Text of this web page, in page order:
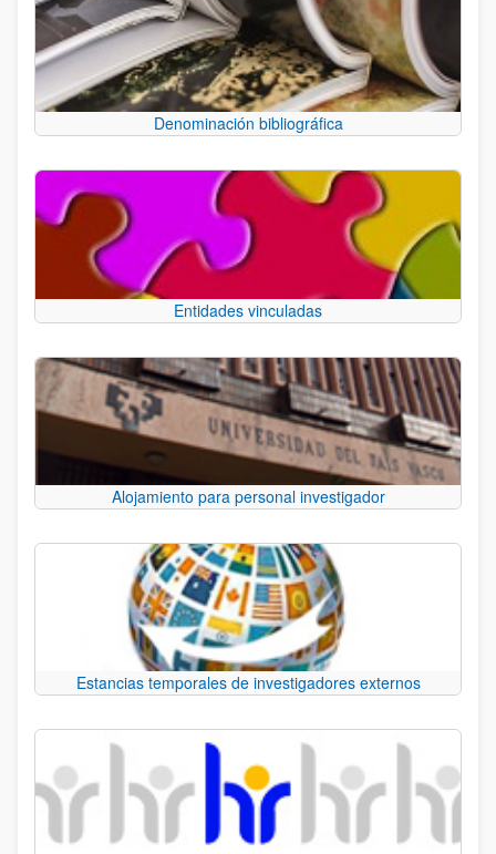
Denominación bibliográfica
Entidades vinculadas
Alojamiento para personal investigador
Estancias temporales de investigadores externos